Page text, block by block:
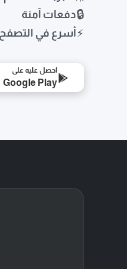
🔒دفعات آمنة
⚡أسرع في التصفح
احصل عليه على
Google Play